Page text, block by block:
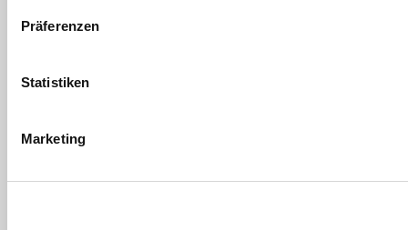
Präferenzen
Statistiken
Marketing